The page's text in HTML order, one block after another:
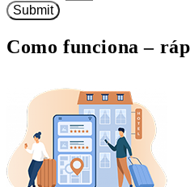
Submit
Como funciona –